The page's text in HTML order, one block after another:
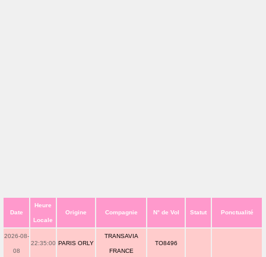
Date
Heure
Locale
Origine Compagnie N° de Vol Statut Ponctualité
2026-08-
08
22:35:00 PARIS ORLY
TRANSAVIA
FRANCE
TO8496